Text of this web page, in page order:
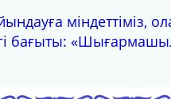
міндеттіміз,
бағыты: